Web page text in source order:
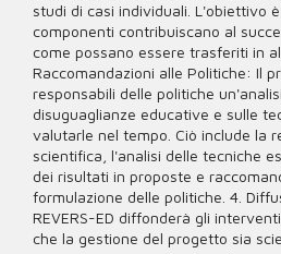
studi di casi individuali. L'obiettivo
componenti contribuiscano al
come possano essere trasferiti in
Raccomandazioni alle Politiche: Il
responsabili delle politiche
disuguaglianze educative e sulle
valutarle nel tempo. Ciò include la
scientifica, l'analisi delle tecniche
dei risultati in proposte e
formulazione delle politiche. 4.
REVERS-ED diffonderà gli
che la gestione del progetto sia